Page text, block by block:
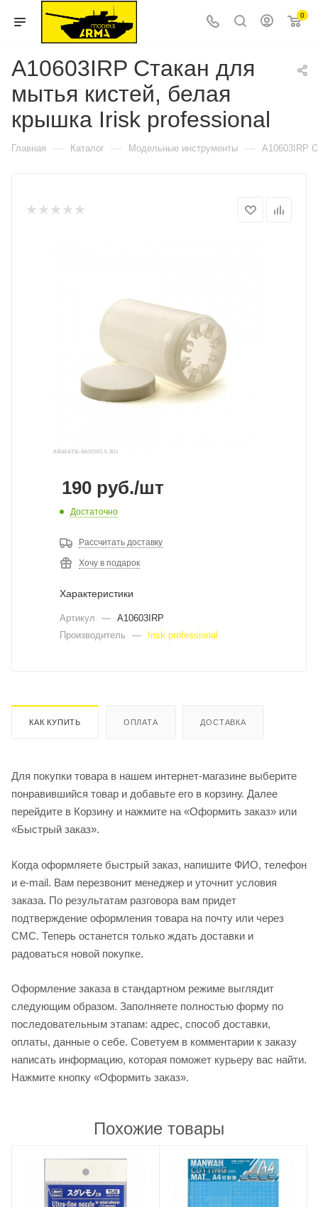
0
A10603IRP Стакан для
мытья кистей, белая
крышка Irisk professional
Главная — Каталог — Модельные инструменты — A10603IRP
190 руб./шт
Достаточно
Рассчитать доставку
Хочу в подарок
Характеристики
Артикул — A10603IRP
Производитель
— Irisk professional
КАК КУПИТЬ ОПЛАТА ДОСТАВКА
Для покупки товара в нашем интернет-магазине выберите
понравившийся товар и добавьте его в корзину. Далее
перейдите в Корзину и нажмите на «Оформить заказ» или
«Быстрый заказ».
Когда оформляете быстрый заказ, напишите ФИО, телефон
и e-mail. Вам перезвонит менеджер и уточнит условия
заказа. По результатам разговора вам придет
подтверждение оформления товара на почту или через
СМС. Теперь останется только ждать доставки и
радоваться новой покупке.
Оформление заказа в стандартном режиме выглядит
следующим образом. Заполняете полностью форму по
последовательным этапам: адрес, способ доставки,
оплаты, данные о себе. Советуем в комментарии к заказу
написать информацию, которая поможет курьеру вас найти.
Нажмите кнопку «Оформить заказ».
Похожие товары